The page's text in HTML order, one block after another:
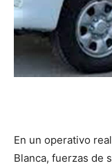
En un operativo
Blanca, fuerzas de